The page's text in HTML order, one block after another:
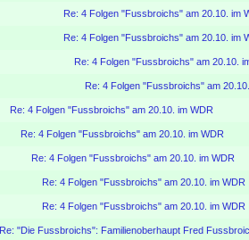
Re: 4 Folgen "Fussbroichs" am 20.10. im
Re: 4 Folgen "Fussbroichs" am 20.10. im
Re: 4 Folgen "Fussbroichs" am 20.10.
Re: 4 Folgen "Fussbroichs" am
Re: 4 Folgen "Fussbroichs" am 20.10. im WDR
Re: 4 Folgen "Fussbroichs" am 20.10. im WDR
Re: 4 Folgen "Fussbroichs" am 20.10. im WDR
Re: 4 Folgen "Fussbroichs" am 20.10. im WDR
Re: 4 Folgen "Fussbroichs" am 20.10. im WDR
Re: "Die Fussbroichs": Familienoberhaupt Fred